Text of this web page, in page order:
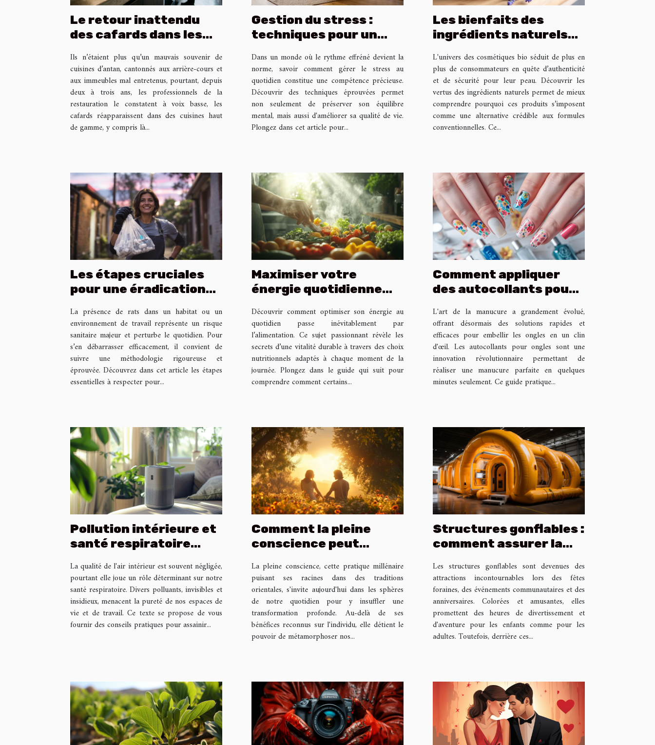
Le retour inattendu
des cafards dans les
gamme
Ils n’étaient plus qu’un mauvais souvenir de
cuisines d’antan, cantonnés aux arrière-cours et
aux immeubles mal entretenus, pourtant, depuis
deux à trois ans, les professionnels de la
restauration le constatent à voix basse, les
cafards réapparaissent dans des cuisines haut
de gamme, y compris là...
Gestion du stress :
techniques pour un
Dans un monde où le rythme effréné devient la
norme, savoir comment gérer le stress au
quotidien constitue une compétence précieuse.
Découvrir des techniques éprouvées permet
non seulement de préserver son équilibre
mental, mais aussi d'améliorer sa qualité de vie.
Plongez dans cet article pour...
Les bienfaits des
ingrédients naturels
bio
L'univers des cosmétiques bio séduit de plus en
plus de consommateurs en quête d’authenticité
et de sécurité pour leur peau. Découvrir les
vertus des ingrédients naturels permet de mieux
comprendre pourquoi ces produits s’imposent
comme une alternative crédible aux formules
conventionnelles. Ce...
Les étapes cruciales
pour une éradication
La présence de rats dans un habitat ou un
environnement de travail représente un risque
sanitaire majeur et perturbe le quotidien. Pour
s’en débarrasser efficacement, il convient de
suivre une méthodologie rigoureuse et
éprouvée. Découvrez dans cet article les étapes
essentielles à respecter pour...
Maximiser votre
énergie quotidienne
adaptés
Découvrir comment optimiser son énergie au
quotidien passe inévitablement par
l’alimentation. Ce sujet passionnant révèle les
secrets d’une vitalité durable à travers des choix
nutritionnels adaptés à chaque moment de la
journée. Plongez dans le guide qui suit pour
comprendre comment certains...
Comment appliquer
des autocollants pour
en minutes
L'art de la manucure a grandement évolué,
offrant désormais des solutions rapides et
efficaces pour embellir les ongles en un clin
d'œil. Les autocollants pour ongles sont une
innovation révolutionnaire permettant de
réaliser une manucure parfaite en quelques
minutes seulement. Ce guide pratique...
Pollution intérieure et
santé respiratoire
l'air de votre
habitation
La qualité de l'air intérieur est souvent négligée,
pourtant elle joue un rôle déterminant sur notre
santé respiratoire. Divers polluants, invisibles et
insidieux, menacent la pureté de nos espaces de
vie et de travail. Ce texte se propose de vous
fournir des conseils pratiques pour assainir...
Comment la pleine
conscience peut
relations
interpersonnelles
La pleine conscience, cette pratique millénaire
puisant ses racines dans des traditions
orientales, s'invite aujourd'hui dans les sphères
de notre quotidien pour y insuffler une
transformation profonde. Au-delà de ses
bénéfices reconnus sur l'individu, elle détient le
pouvoir de métamorphoser nos...
Structures gonflables :
comment assurer la
stabilité?
Les structures gonflables sont devenues des
attractions incontournables lors des fêtes
foraines, des événements communautaires et des
anniversaires. Colorées et amusantes, elles
promettent des heures de divertissement et
d'aventure pour les enfants comme pour les
adultes. Toutefois, derrière ces...